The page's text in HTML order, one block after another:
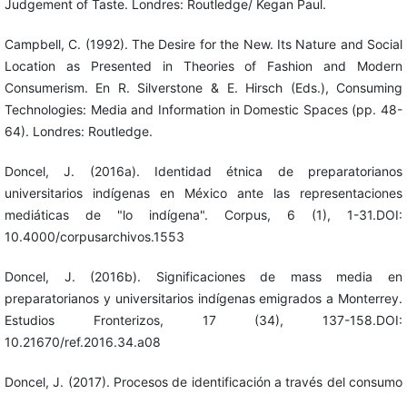
Judgement of Taste. Londres: Routledge/ Kegan Paul.
Campbell, C. (1992). The Desire for the New. Its Nature and Social
Location as Presented in Theories of Fashion and Modern
Consumerism. En R. Silverstone & E. Hirsch (Eds.), Consuming
Technologies: Media and Information in Domestic Spaces (pp. 48-
64). Londres: Routledge.
Doncel, J. (2016a). Identidad étnica de preparatorianos
universitarios indígenas en México ante las representaciones
mediáticas de "lo indígena". Corpus, 6 (1), 1-31.DOI:
10.4000/corpusarchivos.1553
Doncel, J. (2016b). Significaciones de mass media en
preparatorianos y universitarios indígenas emigrados a Monterrey.
Estudios Fronterizos, 17 (34), 137-158.DOI:
10.21670/ref.2016.34.a08
Doncel, J. (2017). Procesos de identificación a través del consumo